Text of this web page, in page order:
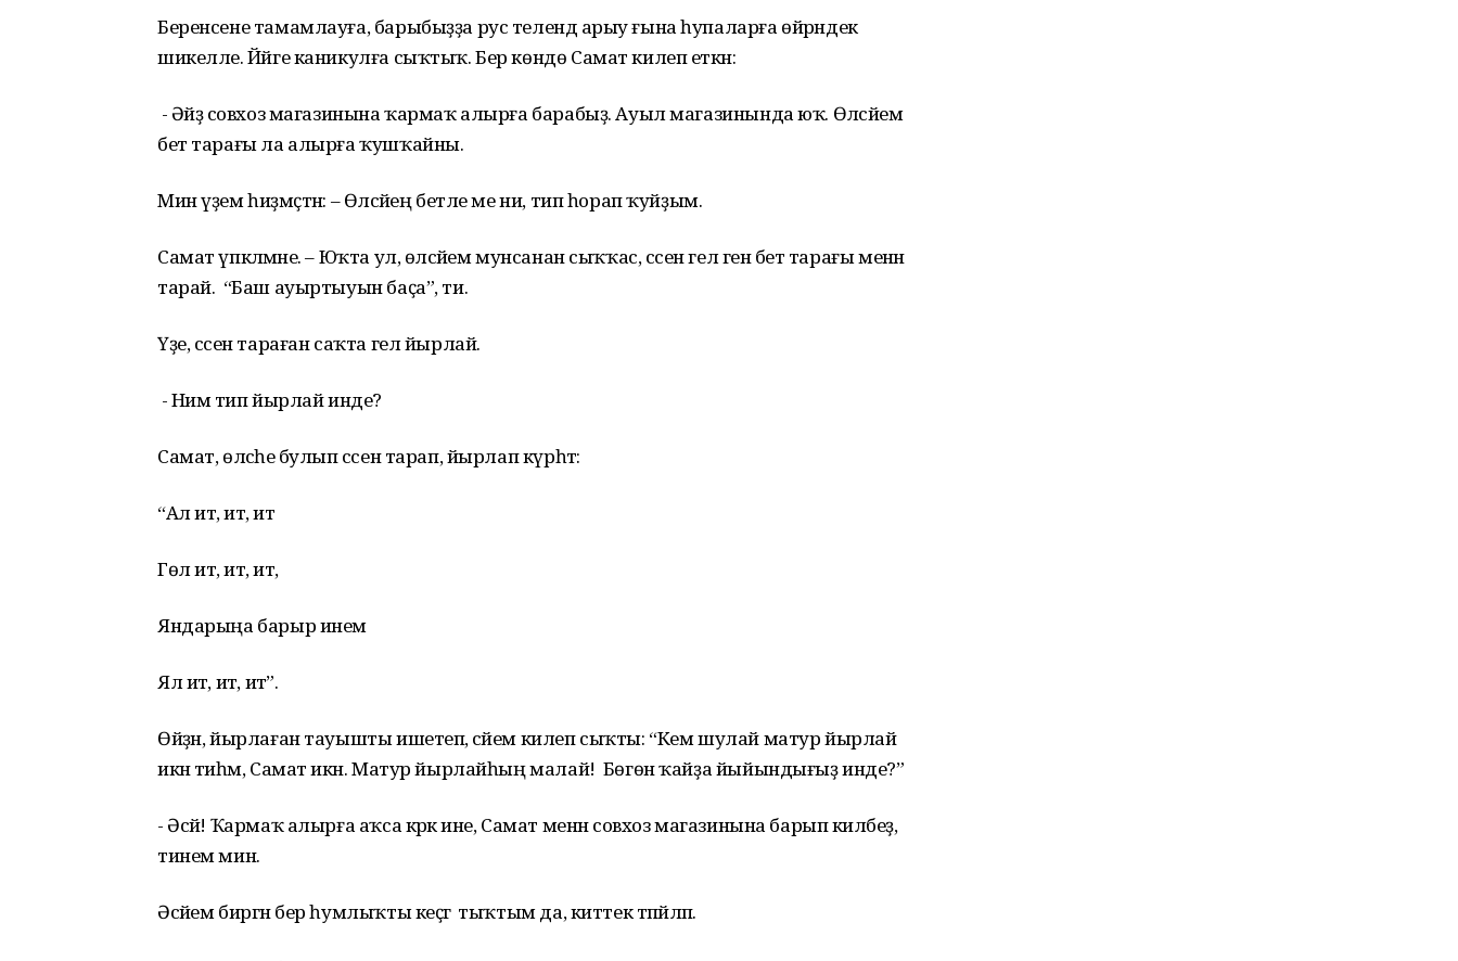
Беренсене тамамлауға, барыбыҙҙа рус телендә арыу ғына һупаларға өйрәндек
шикелле. Йәйге каникулға сыҡтыҡ. Бер көндө Самат килеп еткән:
- Әйҙә совхоз магазинына ҡармаҡ алырға барабыҙ. Ауыл магазинында юҡ. Өләсәйем
бет тарағы ла алырға ҡушҡайны.
Мин үҙем һиҙмәҫтән: – Өләсәйең бетле ме ни, тип һорап ҡуйҙым.
Самат үпкәләмәне. – Юҡта ул, өләсәйем мунсанан сыҡҡас, сәсен гел генә бет тарағы менән
тарай. “Баш ауыртыуын баҫа”, ти.
Үҙе, сәсен тараған саҡта гел йырлай.
- Нимә тип йырлай инде?
Самат, өләсәһе булып сәсен тарап, йырлап күрһәтә:
“Ал итә, итә, итә
Гөл итә, итә, итә,
Яндарыңа барыр инем
Ял итә, итә, итә”.
Өйҙән, йырлаған тауышты ишетеп, әсәйем килеп сыҡты: “Кем шулай матур йырлай
икән тиһәм, Самат икән. Матур йырлайһың малай! Бөгөн ҡайҙа йыйындығыҙ инде?”
- Әсәй! Ҡармаҡ алырға аҡса кәрәк ине, Самат менән совхоз магазинына барып киләбеҙ,
тинем мин.
Әсәйем биргән бер һумлыҡты кеҫәгә тыҡтым да, киттек тәпәйләп.